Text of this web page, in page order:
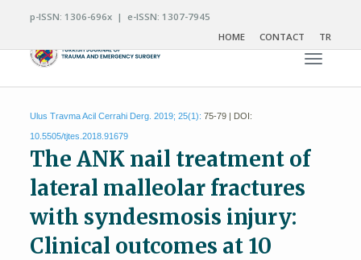
p-ISSN: 1306-696x | e-ISSN: 1307-7945
HOME
CONTACT TR
Toggle
Ulus Travma Acil Cerrahi Derg. 2019; 25(1): 75-79 | DOI:
10.5505/tjtes.2018.91679
The ANK nail treatment of
lateral malleolar fractures
with syndesmosis injury:
Clinical outcomes at 10